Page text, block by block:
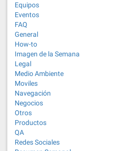
Equipos
Eventos
FAQ
General
How-to
Imagen de la Semana
Legal
Medio Ambiente
Moviles
Navegación
Negocios
Otros
Productos
QA
Redes Sociales